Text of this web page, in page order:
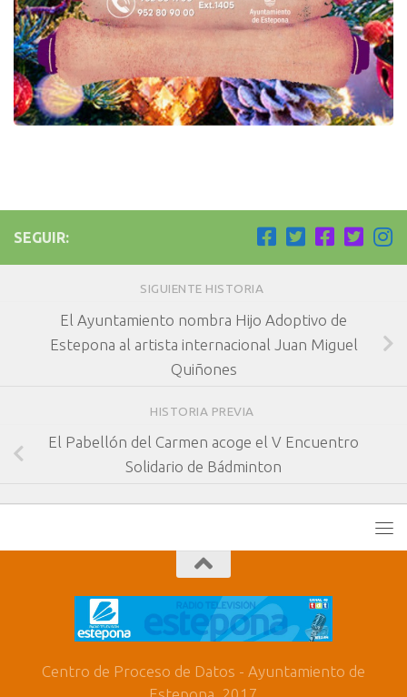
SEGUIR:
SIGUIENTE HISTORIA
El Ayuntamiento nombra Hijo Adoptivo de
Estepona al artista internacional Juan Miguel
Quiñones
HISTORIA PREVIA
El Pabellón del Carmen acoge el V Encuentro
Solidario de Bádminton
Centro de Proceso de Datos - Ayuntamiento de
Estepona. 2017